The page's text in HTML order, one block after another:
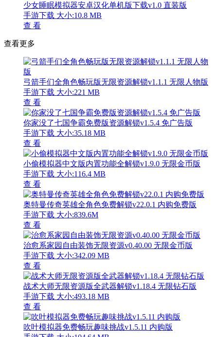
少女睡眠模拟器安卓汉化单机版下载v1.0 直装版
手游下载 大小:10.8 MB
查 看
查看更多
弓箭手们全角色畅玩版无限资源解锁v1.1.1 无限人物版
手游下载 大小:221 MB
查 看
你家没了七国争霸免费版资源解锁v1.5.4 免广告版
手游下载 大小:35.18 MB
查 看
小偷模拟器中文版内置功能全解锁v1.9.0 无限金币版
手游下载 大小:116.4 MB
查 看
奥特曼传奇英雄全角色免费解锁v22.0.1 内购免费版
手游下载 大小:839.6M
查 看
治愈系家园自由装饰无限资源v0.40.00 无限金币版
手游下载 大小:342.09 MB
查 看
战术大师无限资源版全武器解锁v1.18.4 无限钻石版
手游下载 大小:493.18 MB
查 看
吹叶模拟器免费畅玩趣味挑战v1.5.11 内购版